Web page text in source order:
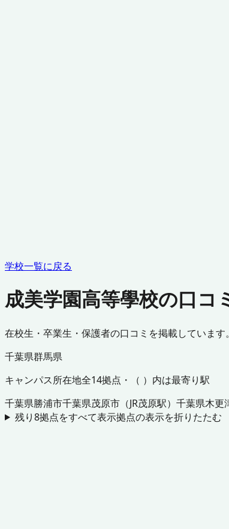
学校一覧に戻る
成美学園高等學校の口コ
在校生・卒業生・保護者の口コミを掲載していま
千葉県群馬県
キャンパス所在地全14拠点・（ ）内は最寄り駅
千葉県勝浦市千葉県茂原市 （JR茂原駅） 千葉県木更
残り8拠点をすべて表示拠点の表示を折りたたむ